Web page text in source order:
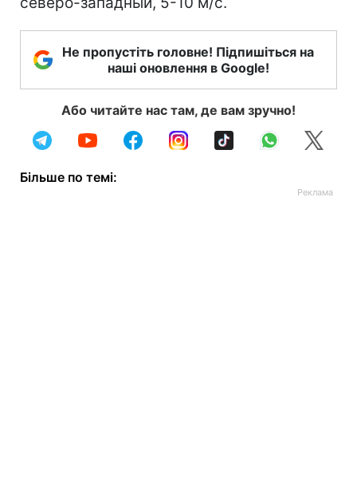
Не пропустіть головне! Підпишіться на
наші оновлення в Google!
Або читайте нас там, де вам зручно!
Більше по темі: